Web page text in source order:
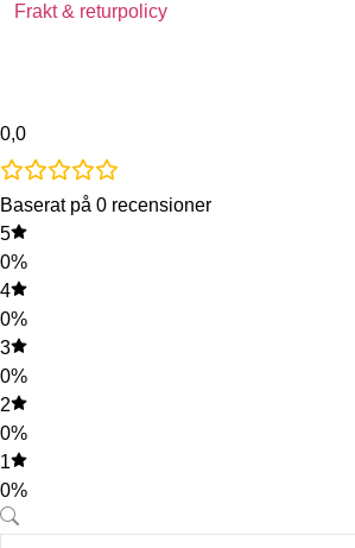
Frakt & returpolicy
0,0
Baserat på 0 recensioner
5
0%
4
0%
3
0%
2
0%
1
0%